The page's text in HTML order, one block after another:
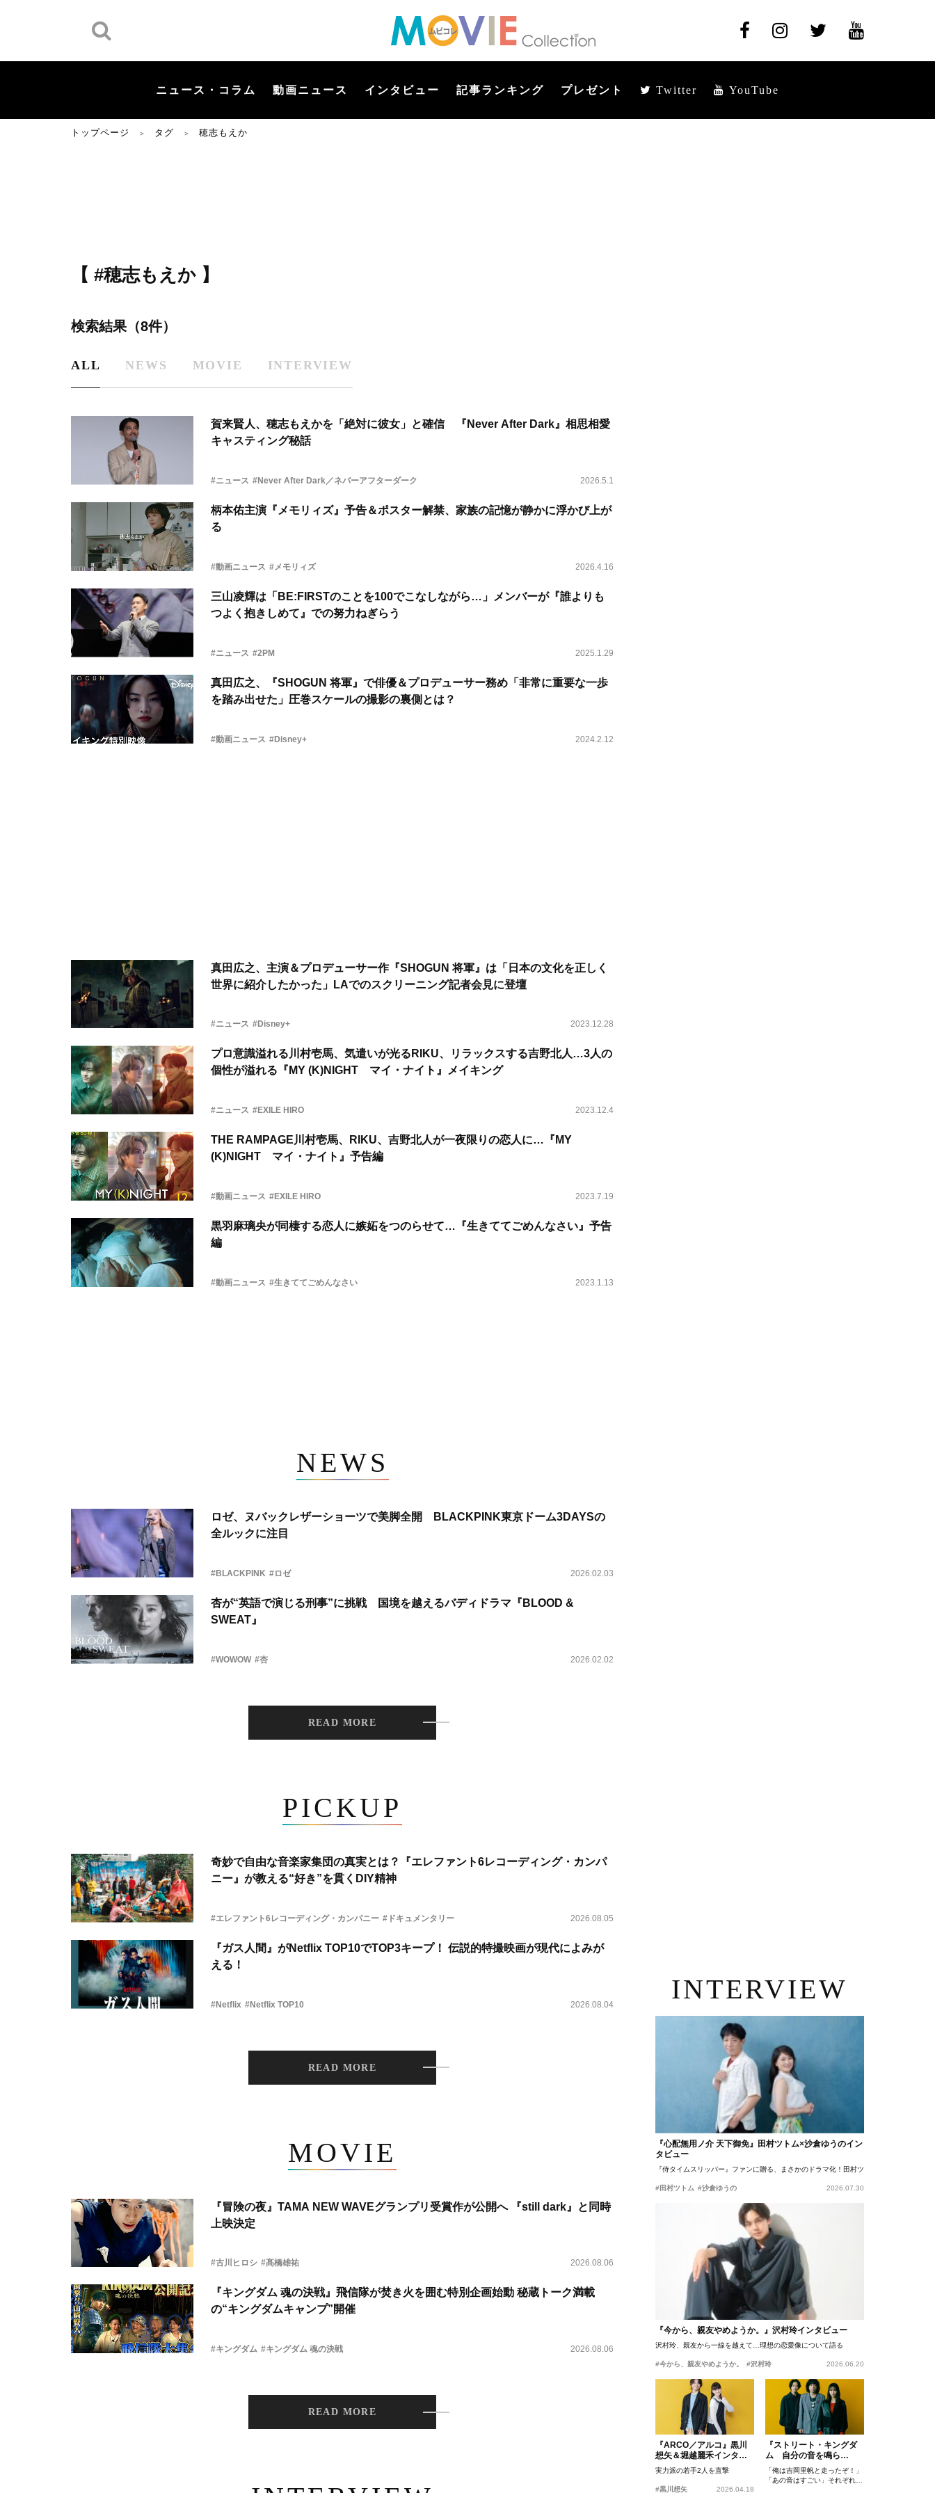
ニュース・コラム 動画ニュース インタビュー 記事ランキング プレゼント Twitter YouTube
トップページ ＞ タグ ＞ 穂志もえか
【 #穂志もえか 】
検索結果（8件）
ALL NEWS MOVIE INTERVIEW
賀来賢人、穂志もえかを「絶対に彼女」と確信 『Never After Dark』相思相愛
キャスティング秘話
#ニュース #Never After Dark／ネバーアフターダーク 2026.5.1
柄本佑主演『メモリィズ』予告＆ポスター解禁、家族の記憶が静かに浮かび上が
る
#動画ニュース #メモリィズ 2026.4.16
三山凌輝は「BE:FIRSTのことを100でこなしながら…」メンバーが『誰よりも
つよく抱きしめて』での努力ねぎらう
#ニュース #2PM 2025.1.29
真田広之、『SHOGUN 将軍』で俳優＆プロデューサー務め「非常に重要な一歩
を踏み出せた」圧巻スケールの撮影の裏側とは？
#動画ニュース #Disney+ 2024.2.12
真田広之、主演＆プロデューサー作『SHOGUN 将軍』は「日本の文化を正しく
世界に紹介したかった」LAでのスクリーニング記者会見に登壇
#ニュース #Disney+ 2023.12.28
プロ意識溢れる川村壱馬、気遣いが光るRIKU、リラックスする吉野北人…3人の
個性が溢れる『MY (K)NIGHT マイ・ナイト』メイキング
#ニュース #EXILE HIRO 2023.12.4
THE RAMPAGE川村壱馬、RIKU、吉野北人が一夜限りの恋人に…『MY
(K)NIGHT マイ・ナイト』予告編
#動画ニュース #EXILE HIRO 2023.7.19
黒羽麻璃央が同棲する恋人に嫉妬をつのらせて…『生きててごめんなさい』予告
編
#動画ニュース #生きててごめんなさい 2023.1.13
NEWS
ロゼ、ヌバックレザーショーツで美脚全開 BLACKPINK東京ドーム3DAYSの
全ルックに注目
#BLACKPINK #ロゼ 2026.02.03
杏が“英語で演じる刑事”に挑戦 国境を越えるバディドラマ『BLOOD &
SWEAT』
#WOWOW #杏 2026.02.02
READ MORE
PICKUP
奇妙で自由な音楽家集団の真実とは？『エレファント6レコーディング・カンパ
ニー』が教える“好き”を貫くDIY精神
#エレファント6レコーディング・カンパニー #ドキュメンタリー 2026.08.05
『ガス人間』がNetflix TOP10でTOP3キープ！ 伝説的特撮映画が現代によみが
える！
#Netflix #Netflix TOP10 2026.08.04
READ MORE
MOVIE
『冒険の夜』TAMA NEW WAVEグランプリ受賞作が公開へ 『still dark』と同時
上映決定
#古川ヒロシ #髙橋雄祐 2026.08.06
『キングダム 魂の決戦』飛信隊が焚き火を囲む特別企画始動 秘蔵トーク満載
の“キングダムキャンプ”開催
#キングダム #キングダム 魂の決戦 2026.08.06
READ MORE
INTERVIEW
『心配無用ノ介 天下御免』田村ツトム×沙倉ゆうのイン
タビュー
『侍タイムスリッパー』ファンに贈る、まさかのドラマ化！田村ツトム×沙倉ゆうのが語
#田村ツトム #沙倉ゆうの 2026.07.30
『今から、親友やめようか。』沢村玲インタビュー
沢村玲、親友から一線を越えて…理想の恋愛像について語る
#今から、親友やめようか。 #沢村玲 2026.06.20
『ARCO／アルコ』黒川
想矢＆堀越麗禾インタビ
ュー
実力派の若手2人を直撃
#黒川想矢 2026.04.18
『ストリート・キングダ
ム 自分の音を鳴ら
せ。』峯田和伸、若葉竜
也、吉岡里帆インタビュ
ー
「俺は吉岡里帆と走ったぞ！」
「あの音はすごい」それぞれの